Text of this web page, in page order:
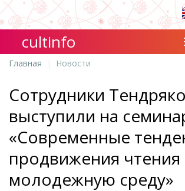
cultinfo
Главная Новости
Сотрудники
выступили на
«Современные
продвижения чтения
молодежную среду»